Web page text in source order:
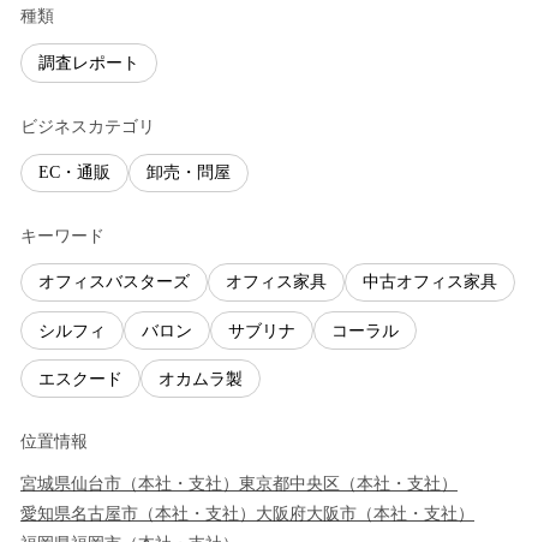
種類
調査レポート
ビジネスカテゴリ
EC・通販 卸売・問屋
キーワード
オフィスバスターズ オフィス家具 中古オフィス家具
シルフィ バロン サブリナ コーラル
エスクード オカムラ製
位置情報
宮城県仙台市 （本社・支社 ） 東京都中央区 （本社・支社 ）
愛知県名古屋市 （本社・支社 ） 大阪府大阪市 （本社・支社 ）